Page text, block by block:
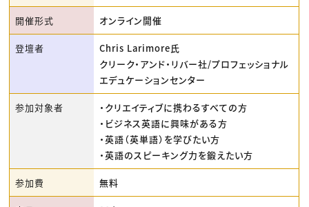
開催形式 オンライン開催
登壇者
Chris Larimore氏
クリーク・アンド・リバー社/プロフェッショナル
エデュケーションセンター
参加対象者
・クリエイティブに携わるすべての方
・ビジネス英語に興味がある方
・英語（英単語）を学びたい方
・英語のスピーキング力を鍛えたい方
参加費 無料